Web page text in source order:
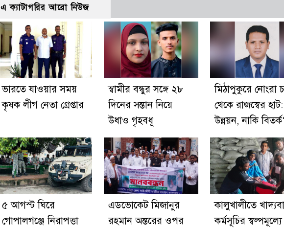
এ ক্যাটাগরির আরো নিউজ
ভারতে যাওয়ার সময়
কৃষক লীগ নেতা গ্রেপ্তার
স্বামীর বন্ধুর সঙ্গে ২৮
দিনের সন্তান নিয়ে
উধাও গৃহবধূ
মিঠাপুকুরে নোংরা
থেকে রাজস্বের হাট:
উন্নয়ন, নাকি
৫ আগস্ট ঘিরে
গোপালগঞ্জে নিরাপত্তা
এডভোকেট মিজানুর
রহমান অন্তরের ওপর
কালুখালীতে
কর্মসূচির